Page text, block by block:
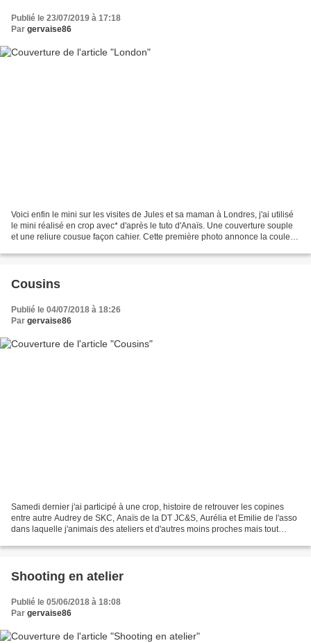
Publié le 23/07/2019 à 17:18
Par gervaise86
Voici enfin le mini sur les visites de Jules et sa maman à Londres, j'ai utilisé
le mini réalisé en crop avec* d'après le tuto d'Anaïs. Une couverture souple
et une reliure cousue façon cahier. Cette première photo annonce la couleur
Cousins
Publié le 04/07/2018 à 18:26
Par gervaise86
Samedi dernier j'ai participé à une crop, histoire de retrouver les copines
entre autre Audrey de SKC, Anaïs de la DT JC&S, Aurélia et Emilie de l'asso
dans laquelle j'animais des ateliers et d'autres moins proches mais tout
Shooting en atelier
Publié le 05/06/2018 à 18:08
Par gervaise86